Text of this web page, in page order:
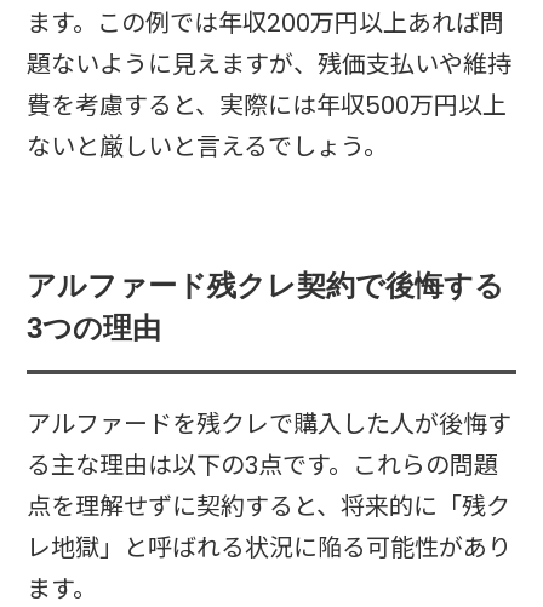
ます。この例では年収200万円以上あれば問
題ないように見えますが、残価支払いや維持
費を考慮すると、実際には年収500万円以上
ないと厳しいと言えるでしょう。
アルファード残クレ契約で後悔する
3つの理由
アルファードを残クレで購入した人が後悔す
る主な理由は以下の3点です。これらの問題
点を理解せずに契約すると、将来的に「残ク
レ地獄」と呼ばれる状況に陥る可能性があり
ます。